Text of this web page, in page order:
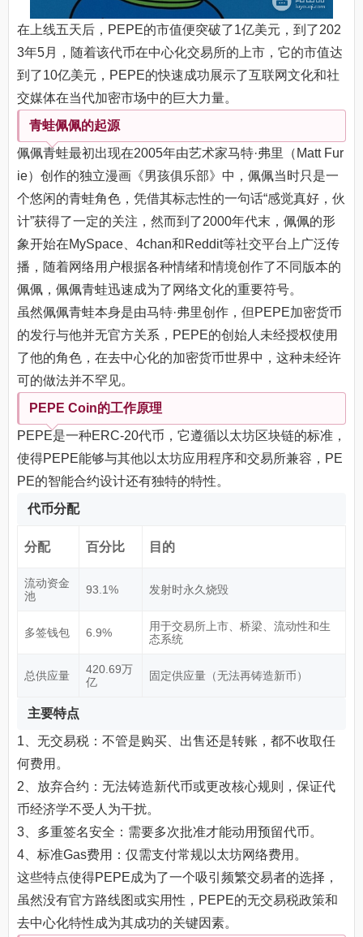
在上线五天后，PEPE的市值便突破了1亿美元，到了202
3年5月，随着该代币在中心化交易所的上市，它的市值达
到了10亿美元，PEPE的快速成功展示了互联网文化和社
交媒体在当代加密市场中的巨大力量。
青蛙佩佩的起源
佩佩青蛙最初出现在2005年由艺术家马特·弗里（Matt Fur
ie）创作的独立漫画《男孩俱乐部》中，佩佩当时只是一
个悠闲的青蛙角色，凭借其标志性的一句话“感觉真好，伙
计”获得了一定的关注，然而到了2000年代末，佩佩的形
象开始在MySpace、4chan和Reddit等社交平台上广泛传
播，随着网络用户根据各种情绪和情境创作了不同版本的
佩佩，佩佩青蛙迅速成为了网络文化的重要符号。
虽然佩佩青蛙本身是由马特·弗里创作，但PEPE加密货币
的发行与他并无官方关系，PEPE的创始人未经授权使用
了他的角色，在去中心化的加密货币世界中，这种未经许
可的做法并不罕见。
PEPE Coin的工作原理
PEPE是一种ERC-20代币，它遵循以太坊区块链的标准，
使得PEPE能够与其他以太坊应用程序和交易所兼容，PE
PE的智能合约设计还有独特的特性。
代币分配
分配 百分比 目的
流动资金
池
93.1% 发射时永久烧毁
多签钱包 6.9%
用于交易所上市、桥梁、流动性和生
态系统
总供应量
420.69万
亿
固定供应量（无法再铸造新币）
主要特点
1、无交易税：不管是购买、出售还是转账，都不收取任
何费用。
2、放弃合约：无法铸造新代币或更改核心规则，保证代
币经济学不受人为干扰。
3、多重签名安全：需要多次批准才能动用预留代币。
4、标准Gas费用：仅需支付常规以太坊网络费用。
这些特点使得PEPE成为了一个吸引频繁交易者的选择，
虽然没有官方路线图或实用性，PEPE的无交易税政策和
去中心化特性成为其成功的关键因素。